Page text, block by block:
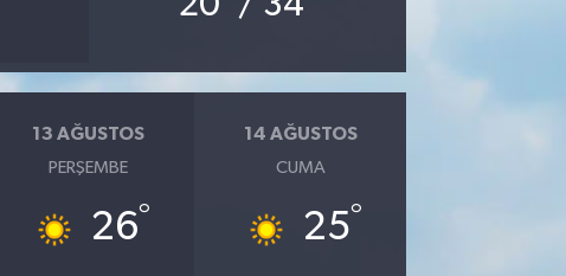
13 AĞUSTOS
PERŞEMBE
26°
14 AĞUSTOS
CUMA
25°